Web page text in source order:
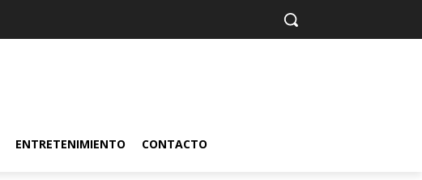
ENTRETENIMIENTO CONTACTO